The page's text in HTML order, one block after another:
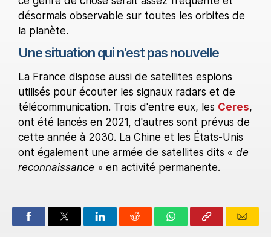
désormais observable sur toutes les orbites de
la planète.
Une situation qui n'est pas nouvelle
La France dispose aussi de satellites espions
utilisés pour écouter les signaux radars et de
télécommunication. Trois d'entre eux, les Ceres,
ont été lancés en 2021, d'autres sont prévus de
cette année à 2030. La Chine et les États-Unis
ont également une armée de satellites dits « de
reconnaissance » en activité permanente.